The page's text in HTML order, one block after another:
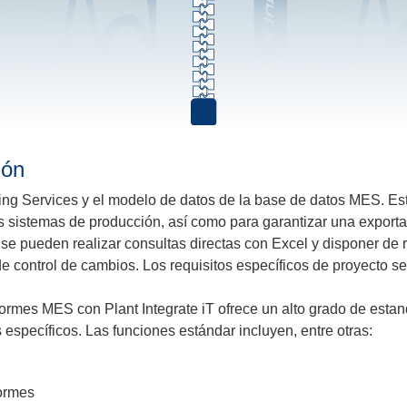
Services y el modelo de datos de la base de datos MES.
de producción, así como para garantizar una
pueden realizar consultas directas con Excel y disponer de
control de cambios. Los requisitos específicos de proyecto
MES con Plant Integrate iT ofrece un alto grado de
Las funciones estándar incluyen, entre otras: